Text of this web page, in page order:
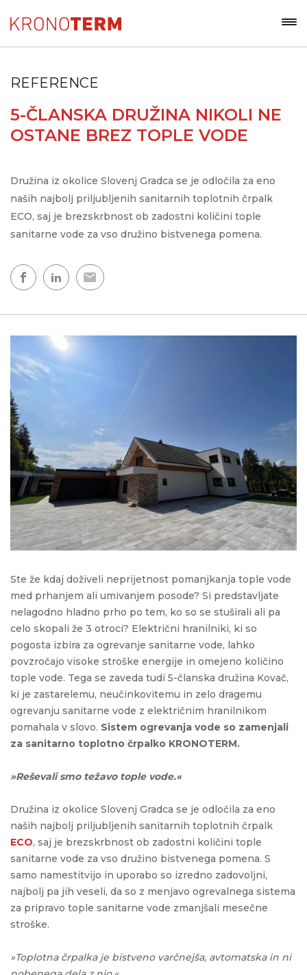
REFERENCE
5-ČLANSKA DRUŽINA NIKOLI NE
OSTANE BREZ TOPLE VODE
Družina iz okolice Slovenj Gradca se je odločila za eno
naših najbolj priljubljenih sanitarnih toplotnih črpalk
ECO, saj je brezskrbnost ob zadostni količini tople
sanitarne vode za vso družino bistvenega pomena.
Ste že kdaj doživeli neprijetnost pomanjkanja tople vode
med prhanjem ali umivanjem posode? Si predstavljate
nelagodno hladno prho po tem, ko so se stuširali ali pa
celo skopali že 3 otroci? Električni hranilniki, ki so
pogosta izbira za ogrevanje sanitarne vode, lahko
povzročajo visoke stroške energije in omejeno količino
tople vode. Tega se zaveda tudi 5-članska družina Kovač,
ki je zastarelemu, neučinkovitemu in zelo dragemu
ogrevanju sanitarne vode z električnim hranilnikom
pomahala v slovo. Sistem ogrevanja vode so zamenjali
za sanitarno toplotno črpalko KRONOTERM.
»Reševali smo težavo tople vode.«
Družina iz okolice Slovenj Gradca se je odločila za eno
naših najbolj priljubljenih sanitarnih toplotnih črpalk
ECO, saj je brezskrbnost ob zadostni količini tople
sanitarne vode za vso družino bistvenega pomena. S
samo namestitvijo in uporabo so izredno zadovoljni,
najbolj pa jih veseli, da so z menjavo ogrevalnega sistema
za pripravo tople sanitarne vode zmanjšali mesečne
stroške.
»Toplotna črpalka je bistveno varčnejša, avtomatska in ni